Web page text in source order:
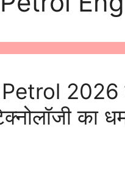
2026
का